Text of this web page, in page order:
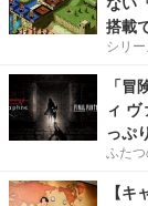
搭載
シリ
「
ィ
っぷ
ふた
【